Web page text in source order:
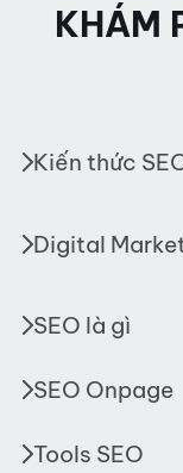
KHÁM
Kiến thức
Digital
SEO là gì
SEO Onpage
Tools SEO